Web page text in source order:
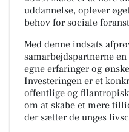
uddannelse, oplever
behov for sociale
Med denne indsats
samarbejdspartnerne
egne erfaringer og
Investeringen er et
offentlige og
om at skabe et mere
der sætter de unges